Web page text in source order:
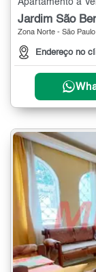
Jardim São
Zona Norte - São Paulo
Endereço no